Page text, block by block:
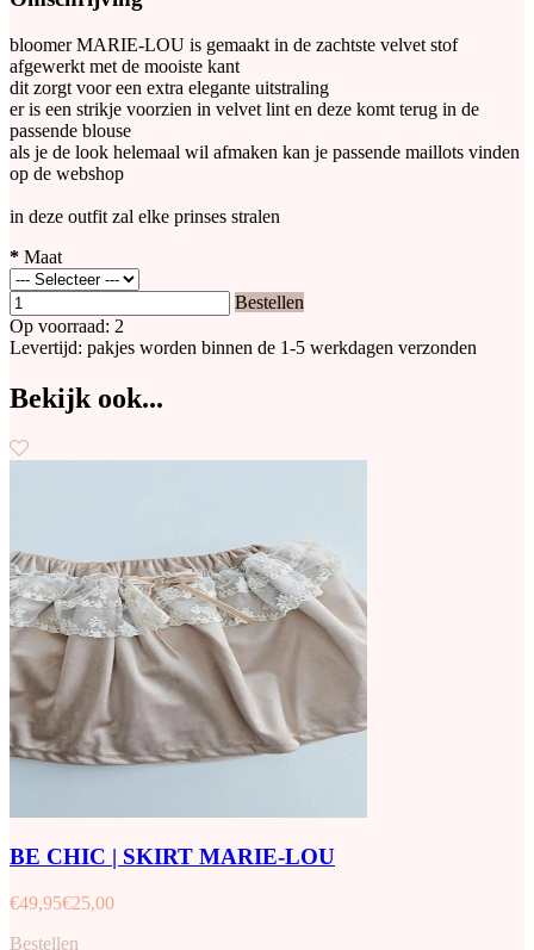
bloomer MARIE-LOU is gemaakt in de zachtste velvet stof
afgewerkt met de mooiste kant
dit zorgt voor een extra elegante uitstraling
er is een strikje voorzien in velvet lint en deze komt terug in de
passende blouse
als je de look helemaal wil afmaken kan je passende maillots vinden
op de webshop
in deze outfit zal elke prinses stralen
* Maat
Bestellen
Op voorraad: 2
Levertijd: pakjes worden binnen de 1-5 werkdagen verzonden
Bekijk ook...
BE CHIC | SKIRT MARIE-LOU
€49,95€25,00
Bestellen